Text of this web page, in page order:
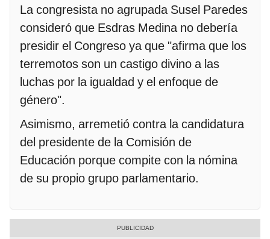
La congresista no agrupada Susel Paredes
consideró que Esdras Medina no debería
presidir el Congreso ya que "afirma que los
terremotos son un castigo divino a las
luchas por la igualdad y el enfoque de
género".
Asimismo, arremetió contra la candidatura
del presidente de la Comisión de
Educación porque compite con la nómina
de su propio grupo parlamentario.